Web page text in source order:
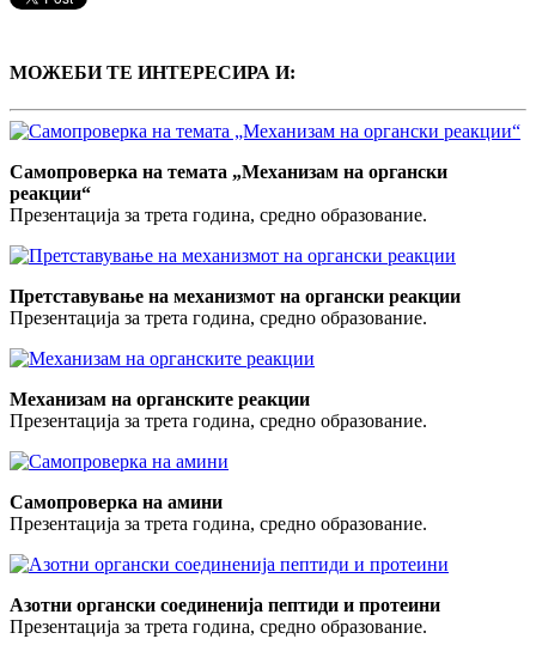
МОЖЕБИ ТЕ ИНТЕРЕСИРА И:
Самопроверка на темата „Механизам на органски
реакции“
Презентација за трета година, средно образование.
Претставување на механизмот на органски реакции
Презентација за трета година, средно образование.
Механизам на органските реакции
Презентација за трета година, средно образование.
Самопроверка на амини
Презентација за трета година, средно образование.
Азотни органски соединенија пептиди и протеини
Презентација за трета година, средно образование.